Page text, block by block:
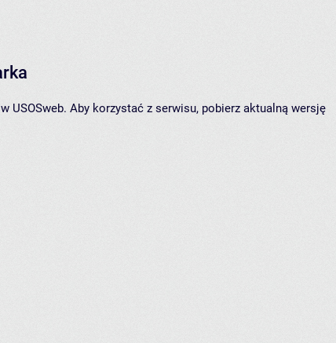
USOSweb. Aby korzystać z serwisu, pobierz aktualną wersję